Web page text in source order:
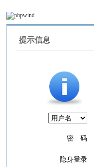
提示信息
密 码
隐身登录